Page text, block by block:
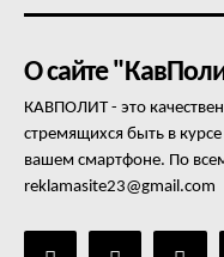
О сайте
КАВПОЛИТ - это
стремящихся быть в
вашем смартфоне. По
reklamasite23@gmail.com